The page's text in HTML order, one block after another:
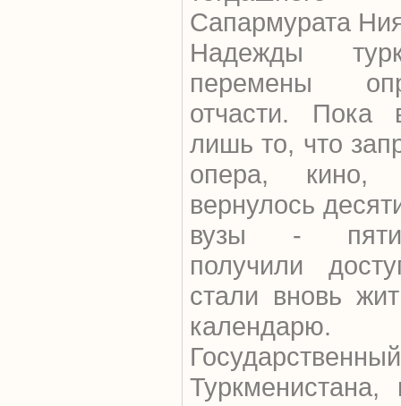
Сапармурата
Надежды
перемены
отчасти. Пока
лишь то, что
опера,
вернулось
вузы -
получили
стали вновь
Туркменистана,